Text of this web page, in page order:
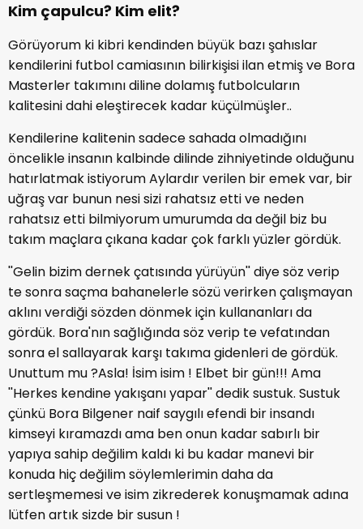
Kim çapulcu? Kim elit?
Görüyorum ki kibri kendinden büyük bazı şahıslar
kendilerini futbol camiasının bilirkişisi ilan etmiş ve Bora
Masterler takımını diline dolamış futbolcuların
kalitesini dahi eleştirecek kadar küçülmüşler..
Kendilerine kalitenin sadece sahada olmadığını
öncelikle insanın kalbinde dilinde zihniyetinde olduğunu
hatırlatmak istiyorum Aylardır verilen bir emek var, bir
uğraş var bunun nesi sizi rahatsız etti ve neden
rahatsız etti bilmiyorum umurumda da değil biz bu
takım maçlara çıkana kadar çok farklı yüzler gördük.
''Gelin bizim dernek çatısında yürüyün'' diye söz verip
te sonra saçma bahanelerle sözü verirken çalışmayan
aklını verdiği sözden dönmek için kullananları da
gördük. Bora'nın sağlığında söz verip te vefatından
sonra el sallayarak karşı takıma gidenleri de gördük.
Unuttum mu ?Asla! İsim isim ! Elbet bir gün!!! Ama
''Herkes kendine yakışanı yapar'' dedik sustuk. Sustuk
çünkü Bora Bilgener naif saygılı efendi bir insandı
kimseyi kıramazdı ama ben onun kadar sabırlı bir
yapıya sahip değilim kaldı ki bu kadar manevi bir
konuda hiç değilim söylemlerimin daha da
sertleşmemesi ve isim zikrederek konuşmamak adına
lütfen artık sizde bir susun !